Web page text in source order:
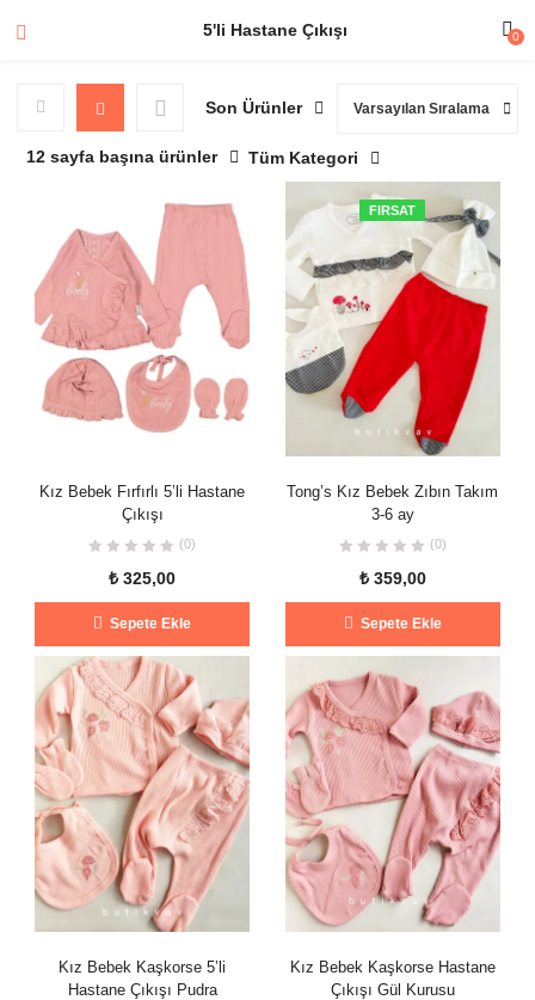
5'li Hastane Çıkışı 0
Son Ürünler Varsayılan Sıralama
12 sayfa başına ürünler Tüm Kategori
Kız Bebek Fırfırlı 5’li Hastane
Çıkışı
(0)
₺ 325,00
Sepete Ekle
FIRSAT
Tong’s Kız Bebek Zıbın Takım
3-6 ay
(0)
₺359,00
Sepete Ekle
Kız Bebek Kaşkorse 5’li
Hastane Çıkışı Pudra
Kız Bebek Kaşkorse Hastane
Çıkışı Gül Kurusu